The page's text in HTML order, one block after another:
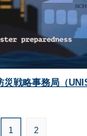
戦略事務局（
1 2